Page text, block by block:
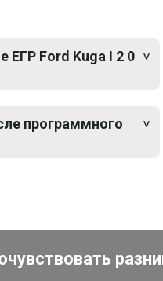
ЕГР Ford Kuga I 2 0
программного